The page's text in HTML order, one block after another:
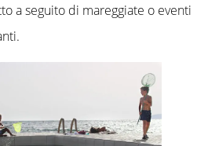
a seguito di mareggiate o eventi